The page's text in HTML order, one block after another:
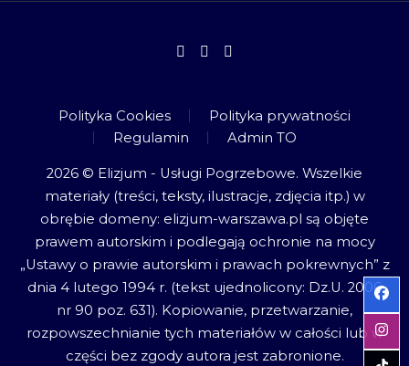
Polityka Cookies
Polityka prywatności
Regulamin
Admin TO
2026 © Elizjum - Usługi Pogrzebowe. Wszelkie
materiały (treści, teksty, ilustracje, zdjęcia itp.) w
obrębie domeny: elizjum-warszawa.pl są objęte
prawem autorskim i podlegają ochronie na mocy
„Ustawy o prawie autorskim i prawach pokrewnych” z
dnia 4 lutego 1994 r. (tekst ujednolicony: Dz.U. 2006
nr 90 poz. 631). Kopiowanie, przetwarzanie,
rozpowszechnianie tych materiałów w całości lub w
części bez zgody autora jest zabronione.